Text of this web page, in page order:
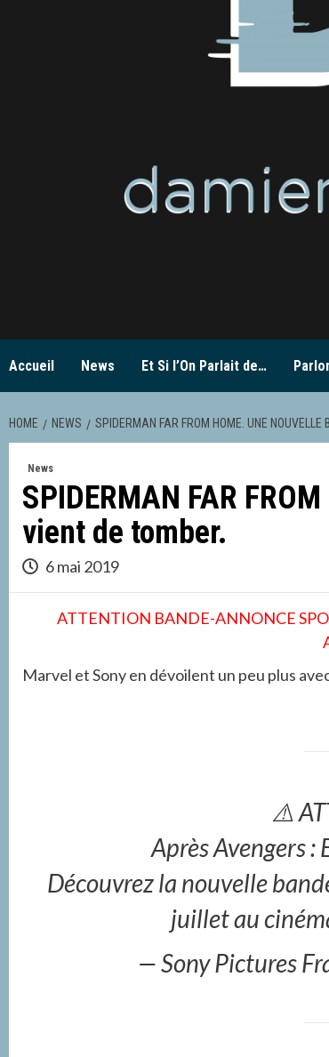
Accueil News Et Si l’On Parlait de…
HOME NEWS SPIDERMAN FAR FROM HOME. UNE NOUVELLE
News
SPIDERMAN FAR
vient de tomber.
6 mai 2019
ATTENTION BANDE-ANNONCE
Marvel et Sony en dévoilent un peu plus
⚠️
Après Avengers :
Découvrez la nouvelle
juillet au
— Sony Pictures